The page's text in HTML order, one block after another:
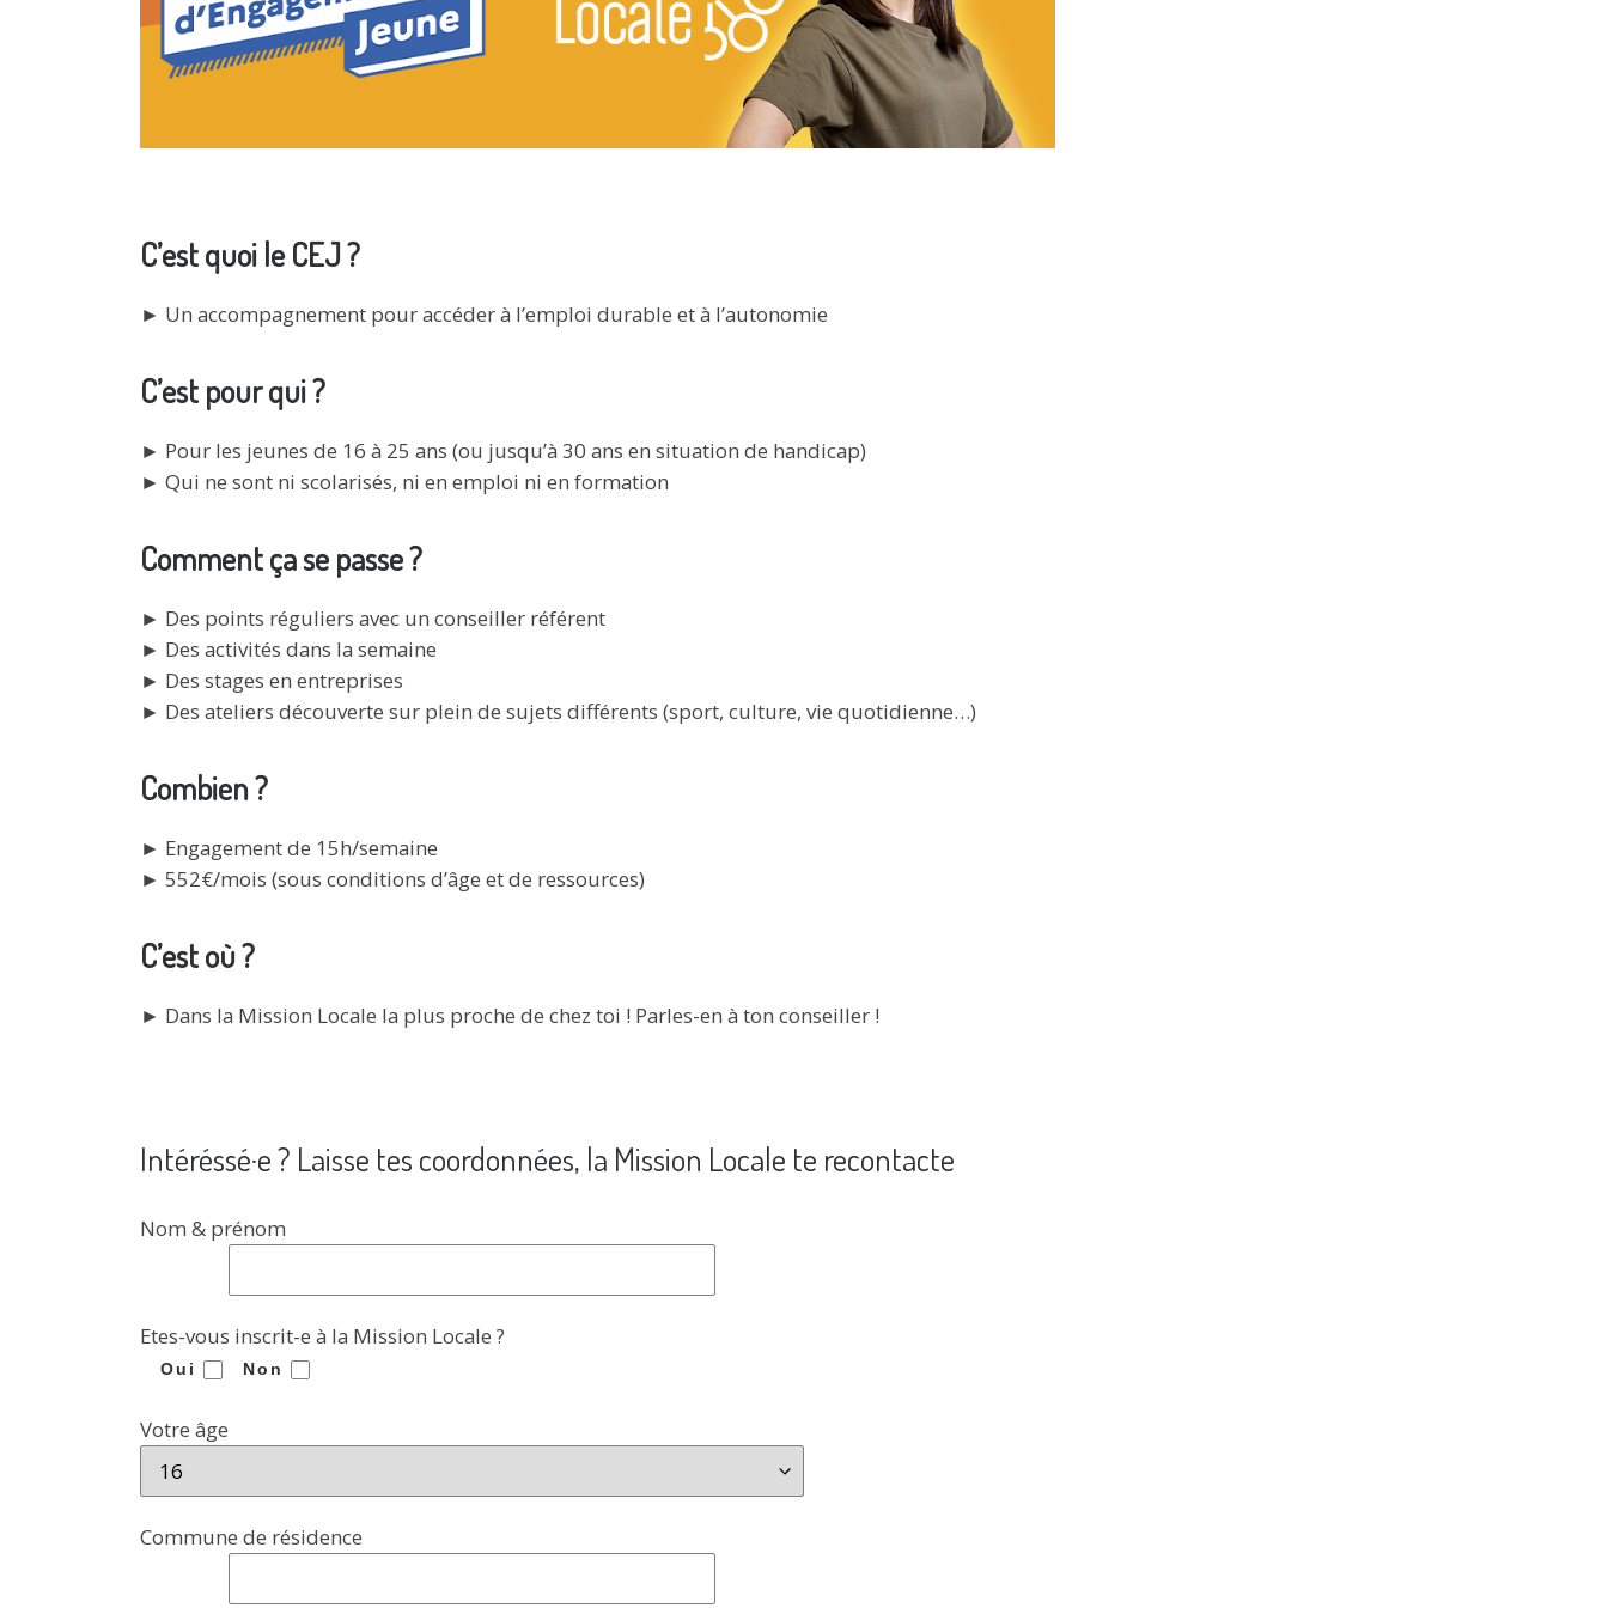
C’est quoi le CEJ ?
► Un accompagnement pour accéder à l’emploi durable et à l’autonomie
C’est pour qui ?
► Pour les jeunes de 16 à 25 ans (ou jusqu’à 30 ans en situation de handicap)
► Qui ne sont ni scolarisés, ni en emploi ni en formation
Comment ça se passe ?
► Des points réguliers avec un conseiller référent
► Des activités dans la semaine
► Des stages en entreprises
► Des ateliers découverte sur plein de sujets différents (sport, culture, vie quotidienne…)
Combien ?
► Engagement de 15h/semaine
► 552€/mois (sous conditions d’âge et de ressources)
C’est où ?
► Dans la Mission Locale la plus proche de chez toi ! Parles-en à ton conseiller !
Intéréssé·e ? Laisse tes coordonnées, la Mission Locale te recontacte
Nom & prénom
Etes-vous inscrit-e à la Mission Locale ?
Oui Non
Votre âge
Commune de résidence